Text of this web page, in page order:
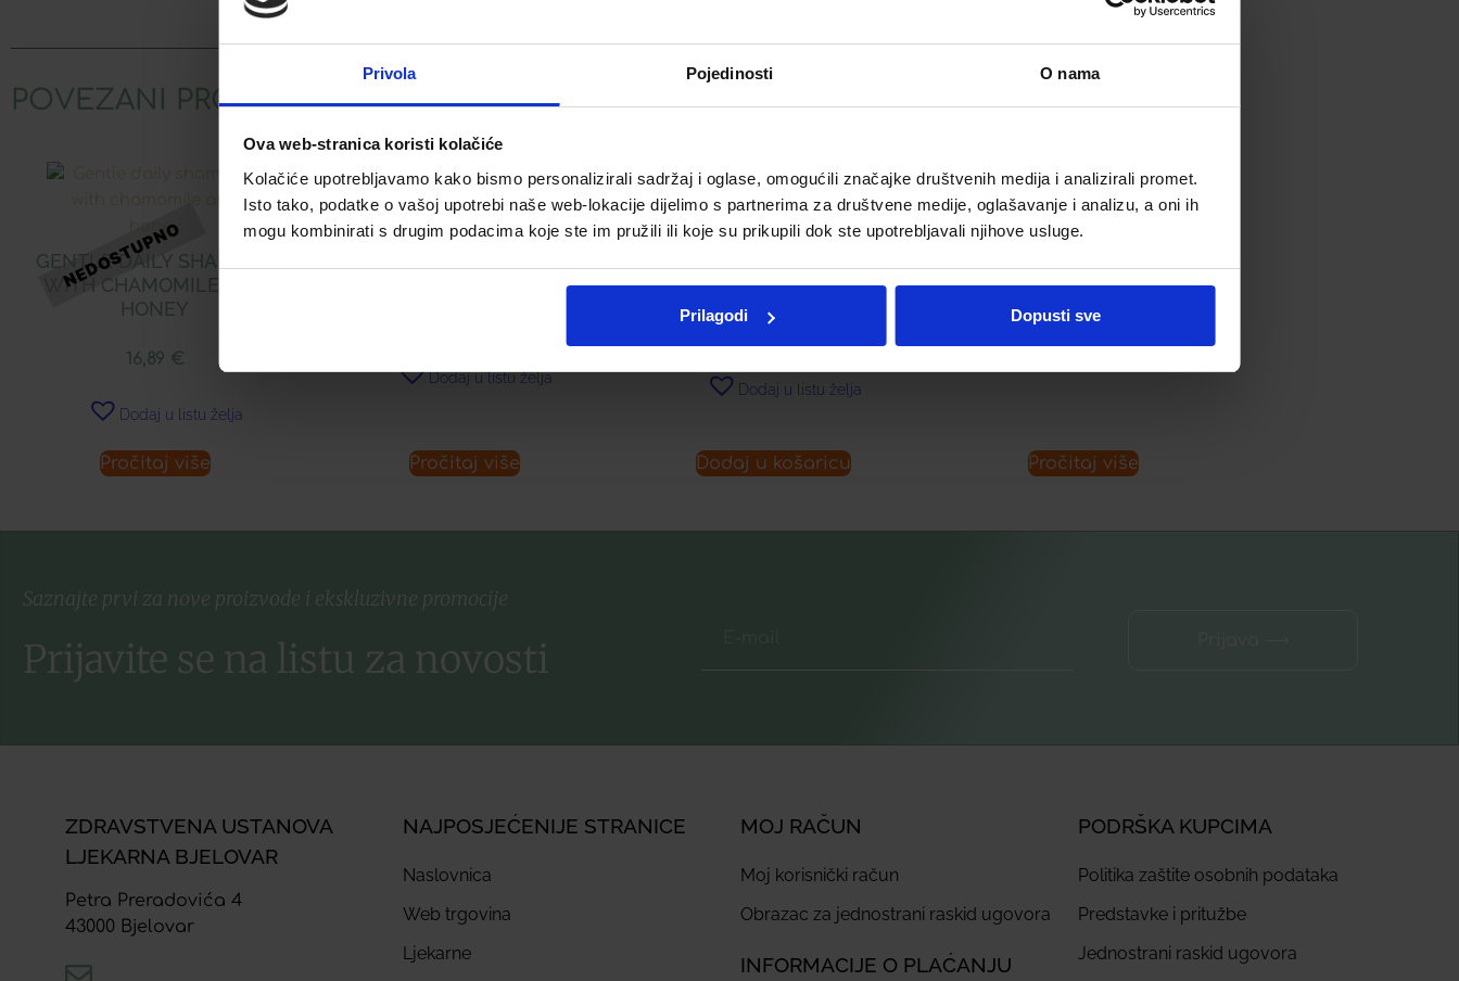
Privola Pojedinosti O nama
Ova web-stranica koristi kolačiće
Kolačiće upotrebljavamo kako bismo personalizirali sadržaj i oglase, omogućili značajke društvenih medija i analizirali promet.
Isto tako, podatke o vašoj upotrebi naše web-lokacije dijelimo s partnerima za društvene medije, oglašavanje i analizu, a oni ih
mogu kombinirati s drugim podacima koje ste im pružili ili koje su prikupili dok ste upotrebljavali njihove usluge.
Prilagodi Dopusti sve
POVEZANI PROIZVODI
GENTLE DAILY SHAMPOO
WITH CHAMOMILE AND
HONEY
16,89 €
Dodaj u listu želja
Pročitaj više
LERBOLARIO BERRIES KUPELJ
Dodaj u listu želja
Pročitaj više
LERBOLARIO BAOBAB
16,55
Dodaj u listu želja
Dodaj u košaricu
IRIX SPREJ 75 ML
Pročitaj više
Saznajte prvi za nove proizvode i ekskluzivne promocije
Prijavite se na listu za novosti
ZDRAVSTVENA USTANOVA
LJEKARNA BJELOVAR
Petra Preradovića 4
43000 Bjelovar
NAJPOSJEĆENIJE STRANICE
Naslovnica
Web trgovina
Ljekarne
MOJ RAČUN
Moj korisnički račun
Obrazac za jednostrani raskid ugovora
INFORMACIJE O PLAĆANJU
PODRŠKA KUPCIMA
Politika zaštite osobnih podataka
Predstavke i pritužbe
Jednostrani raskid ugovora